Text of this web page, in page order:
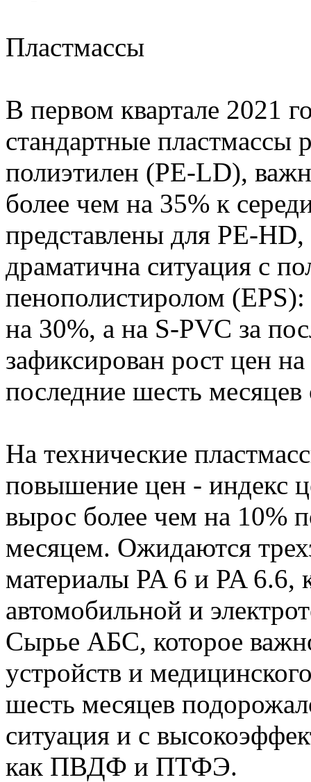
Пластмассы
В первом квартале 2021
стандартные пластмассы
полиэтилен (PE-LD),
более чем на 35% к
представлены для PE-
драматична ситуация с
пенополистиролом
на 30%, а на S-PVC за
зафиксирован рост цен
последние шесть месяцев
На технические
повышение цен - индекс
вырос более чем на 10%
месяцем. Ожидаются
материалы PA 6 и PA 6.6,
автомобильной и
Сырье АБС, которое
устройств и
шесть месяцев
ситуация и с
как ПВДФ и ПТФЭ.